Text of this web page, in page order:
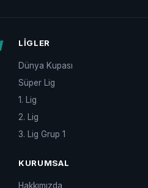
LIGLER
Dünya Kupası
Süper Lig
1. Lig
2. Lig
3. Lig Grup 1
KURUMSAL
Hakkımızda